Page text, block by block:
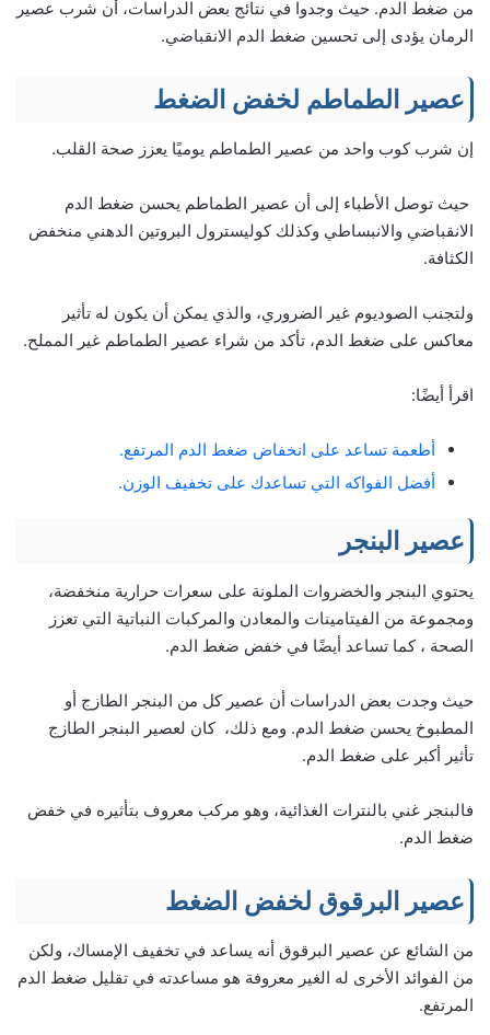
من ضغط الدم. حيث وجدوا في نتائج بعض الدراسات، أن شرب عصير
الرمان يؤدى إلى تحسين ضغط الدم الانقباضي.
عصير الطماطم لخفض الضغط
إن شرب كوب واحد من عصير الطماطم يوميًا يعزز صحة القلب.
حيث توصل الأطباء إلى أن عصير الطماطم يحسن ضغط الدم
الانقباضي والانبساطي وكذلك كوليسترول البروتين الدهني منخفض
الكثافة.
ولتجنب الصوديوم غير الضروري، والذي يمكن أن يكون له تأثير
معاكس على ضغط الدم، تأكد من شراء عصير الطماطم غير المملح.
اقرأ أيضًا:
أطعمة تساعد على انخفاض ضغط الدم المرتفع.
أفضل الفواكه التي تساعدك على تخفيف الوزن.
عصير البنجر
يحتوي البنجر والخضروات الملونة على سعرات حرارية منخفضة،
ومجموعة من الفيتامينات والمعادن والمركبات النباتية التي تعزز
الصحة ، كما تساعد أيضًا في خفض ضغط الدم.
حيث وجدت بعض الدراسات أن عصير كل من البنجر الطازج أو
المطبوخ يحسن ضغط الدم. ومع ذلك، كان لعصير البنجر الطازج
تأثير أكبر على ضغط الدم.
فالبنجر غني بالنترات الغذائية، وهو مركب معروف بتأثيره في خفض
ضغط الدم.
عصير البرقوق لخفض الضغط
من الشائع عن عصير البرقوق أنه يساعد في تخفيف الإمساك، ولكن
من الفوائد الأخرى له الغير معروفة هو مساعدته في تقليل ضغط الدم
المرتفع.